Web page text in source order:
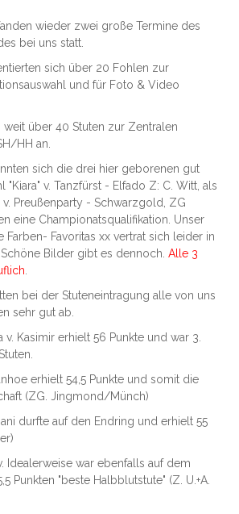
wieder zwei große Termine des
bei uns statt.
sich über 20 Fohlen zur
und für Foto & Video
weit über 40 Stuten zur Zentralen
HH an.
sich die drei hier geborenen gut
v. Tanzfürst - Elfado Z: C. Witt, als
Preußenparty - Schwarzgold, ZG
eine Championatsqualifikation. Unser
Farben- Favoritas xx vertrat sich leider in
Bilder gibt es dennoch.Alle 3
.
bei der Stuteneintragung alle von uns
sehr gut ab.
v. Kasimir erhielt 56 Punkte und war 3.
erhielt 54,5 Punkte und somit die
(ZG. Jingmond/Münch)
durfte auf den Endring und erhielt 55
Idealerweise war ebenfalls auf dem
Punkten "beste Halbblutstute" (Z. U.+A.